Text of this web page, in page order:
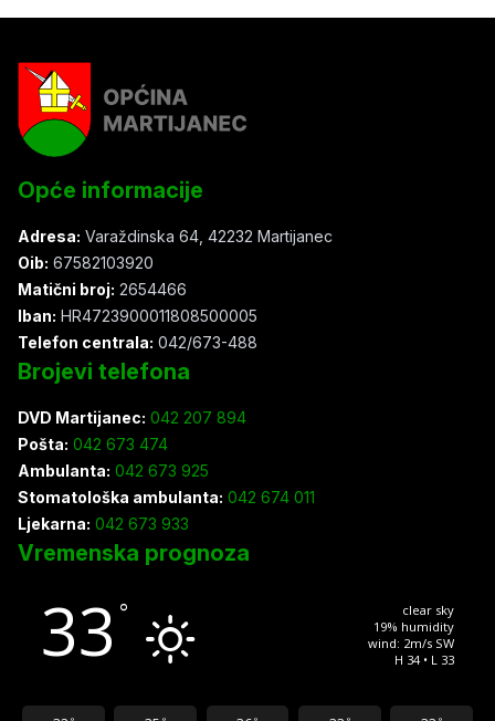
Opće informacije
Adresa: Varaždinska 64, 42232 Martijanec
Oib: 67582103920
Matični broj: 2654466
Iban: HR4723900011808500005
Telefon centrala: 042/673-488
Brojevi telefona
DVD Martijanec: 042 207 894
Pošta: 042 673 474
Ambulanta: 042 673 925
Stomatološka ambulanta: 042 674 011
Ljekarna: 042 673 933
Vremenska prognoza
33 °
clear sky
19% humidity
wind: 2m/s SW
H 34 • L 33